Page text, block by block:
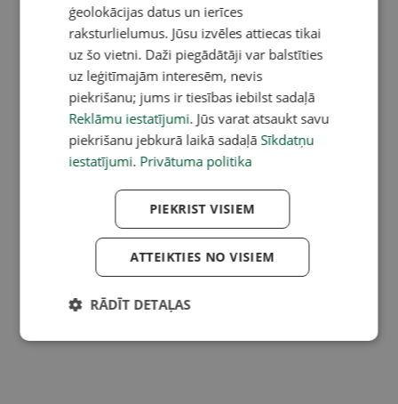
ģeolokācijas datus un ierīces
raksturlielumus. Jūsu izvēles attiecas tikai
uz šo vietni. Daži piegādātāji var balstīties
uz leģitīmajām interesēm, nevis
piekrišanu; jums ir tiesības iebilst sadaļā
Reklāmu iestatījumi. Jūs varat atsaukt savu
piekrišanu jebkurā laikā sadaļā Sīkdatņu
iestatījumi. Privātuma politika
PIEKRIST VISIEM
ATTEIKTIES NO VISIEM
RĀDĪT DETAĻAS